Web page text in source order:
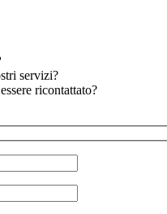
servizi?
ricontattato?